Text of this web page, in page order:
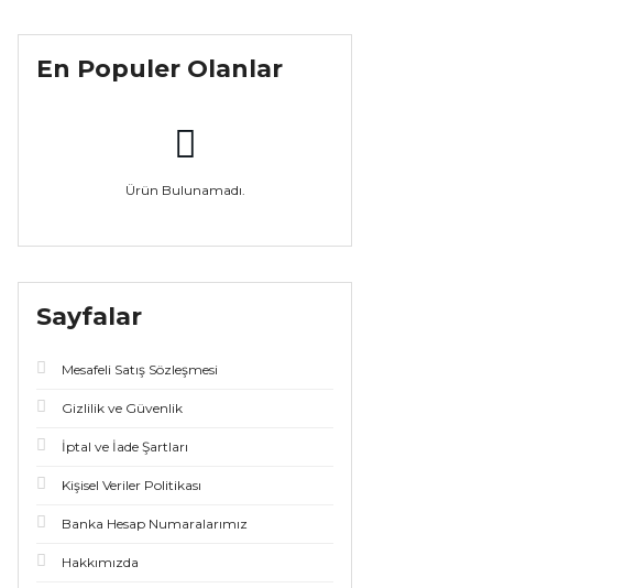
En Populer Olanlar
Ürün Bulunamadı.
Sayfalar
Mesafeli Satış Sözleşmesi
Gizlilik ve Güvenlik
İptal ve İade Şartları
Kişisel Veriler Politikası
Banka Hesap Numaralarımız
Hakkımızda